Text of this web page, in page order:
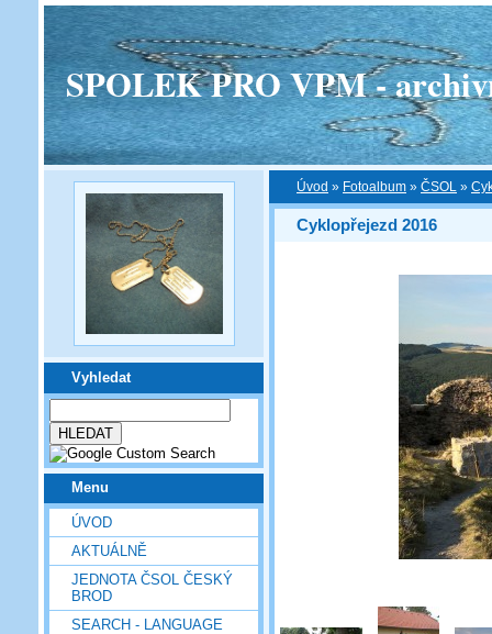
SPOLEK PRO VPM -
Vyhledat
Menu
ÚVOD
AKTUÁLNĚ
JEDNOTA ČSOL ČESKÝ
BROD
SEARCH - LANGUAGE
Úvod » Fotoalbum » ČSOL »
Cyklopřejezd 2016